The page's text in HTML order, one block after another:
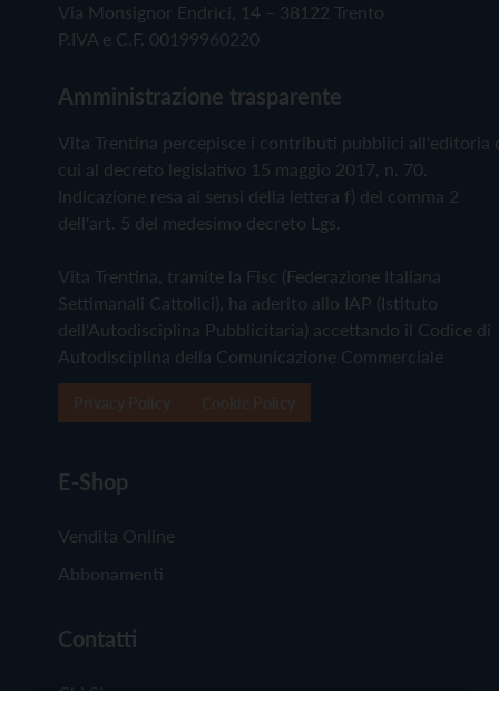
Via Monsignor Endrici, 14 – 38122 Trento
P.IVA e C.F. 00199960220
Amministrazione trasparente
Vita Trentina percepisce i contributi pubblici all'editoria
cui al decreto legislativo 15 maggio 2017, n. 70.
Indicazione resa ai sensi della lettera f) del comma 2
dell'art. 5 del medesimo decreto Lgs.
Vita Trentina, tramite la Fisc (Federazione Italiana
Settimanali Cattolici), ha aderito allo IAP (Istituto
dell'Autodisciplina Pubblicitaria) accettando il Codice di
Autodisciplina della Comunicazione Commerciale
E-Shop
Vendita Online
Abbonamenti
Contatti
Chi Siamo